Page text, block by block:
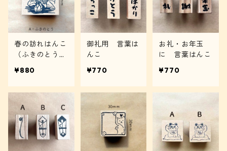
春の訪れはんこ
（ふきのとう・
¥880
御礼用 言葉は
んこ
¥770
お礼・お年玉
に 言葉はんこ
¥770